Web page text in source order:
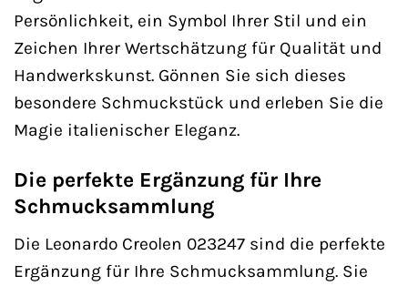
Persönlichkeit, ein Symbol Ihrer Stil und ein
Zeichen Ihrer Wertschätzung für Qualität und
Handwerkskunst. Gönnen Sie sich dieses
besondere Schmuckstück und erleben Sie die
Magie italienischer Eleganz.
Die perfekte Ergänzung für Ihre
Schmucksammlung
Die Leonardo Creolen 023247 sind die perfekte
Ergänzung für Ihre Schmucksammlung. Sie